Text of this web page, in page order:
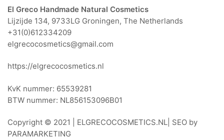
El Greco Handmade Natural Cosmetics
Lijzijde 134, 9733LG Groningen, The Netherlands
+31(0)612334209
elgrecocosmetics@gmail.com
https://elgrecocosmetics.nl
KvK nummer: 65539281
BTW nummer: NL856153096B01
Copyright © 2021 | ELGRECOCOSMETICS.NL | SEO by
PARAMARKETING